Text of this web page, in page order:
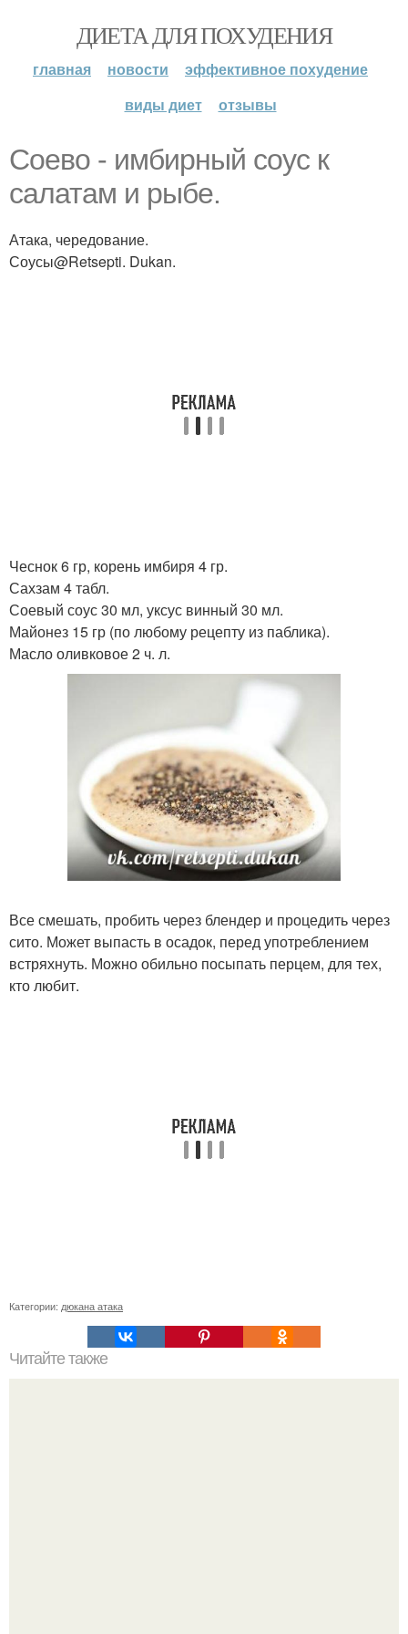
ДИЕТА ДЛЯ ПОХУДЕНИЯ
главная новости
эффективное похудение
виды диет
отзывы
Соево - имбирный соус к
салатам и рыбе.
Атака, чередование.
Соусы@Retsepti. Dukan.
Чеснок 6 гр, корень имбиря 4 гр.
Сахзам 4 табл.
Соевый соус 30 мл, уксус винный 30 мл.
Майонез 15 гр (по любому рецепту из паблика).
Масло оливковое 2 ч. л.
Все смешать, пробить через блендер и процедить через
сито. Может выпасть в осадок, перед употреблением
встряхнуть. Можно обильно посыпать перцем, для тех,
кто любит.
Категории: дюкана атака
Читайте также